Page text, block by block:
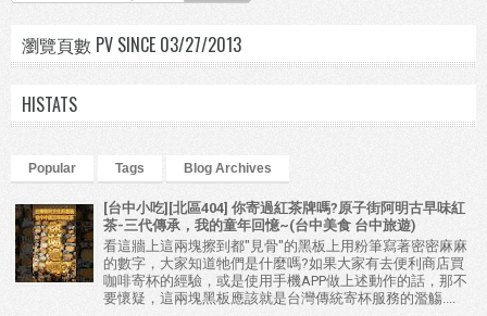
瀏覽頁數 PV SINCE 03/27/2013
HISTATS
Popular Tags Blog Archives
[台中小吃][北區404] 你寄過紅茶牌嗎?原子街阿明古早味紅
茶-三代傳承，我的童年回憶~(台中美食 台中旅遊)
看這牆上這兩塊擦到都"見骨"的黑板上用粉筆寫著密密麻麻
的數字，大家知道牠們是什麼嗎?如果大家有去便利商店買
咖啡寄杯的經驗，或是使用手機APP做上述動作的話，那不
要懷疑，這兩塊黑板應該就是台灣傳統寄杯服務的濫觴....